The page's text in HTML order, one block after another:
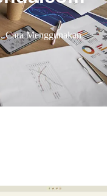
Cara Menggunakan